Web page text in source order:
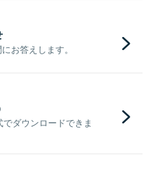
お答えします。
ダウンロードできま